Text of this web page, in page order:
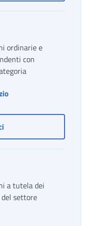
ordinarie e
con
Fondo Credito
a tutela dei
settore